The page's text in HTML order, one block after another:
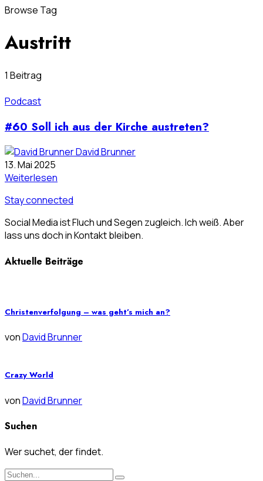
Browse Tag
Austritt
1 Beitrag
Podcast
#60 Soll ich aus der Kirche austreten?
David Brunner
13. Mai 2025
Weiterlesen
Stay connected
Social Media ist Fluch und Segen zugleich. Ich weiß. Aber
lass uns doch in Kontakt bleiben.
Aktuelle Beiträge
Christenverfolgung – was geht’s mich an?
vonDavid Brunner
Crazy World
vonDavid Brunner
Suchen
Wer suchet, der findet.